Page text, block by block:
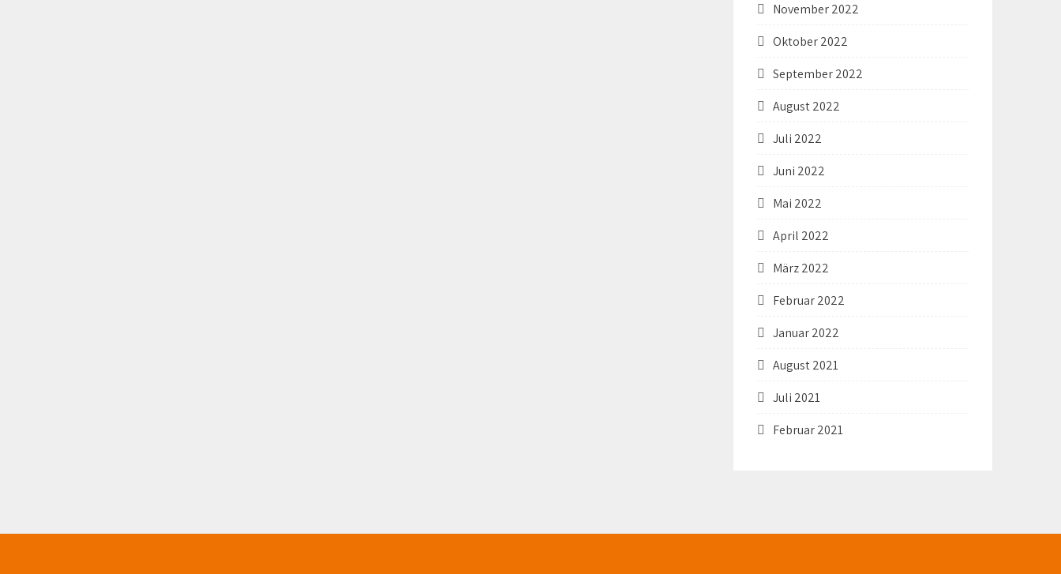
November 2022
Oktober 2022
September 2022
August 2022
Juli 2022
Juni 2022
Mai 2022
April 2022
März 2022
Februar 2022
Januar 2022
August 2021
Juli 2021
Februar 2021